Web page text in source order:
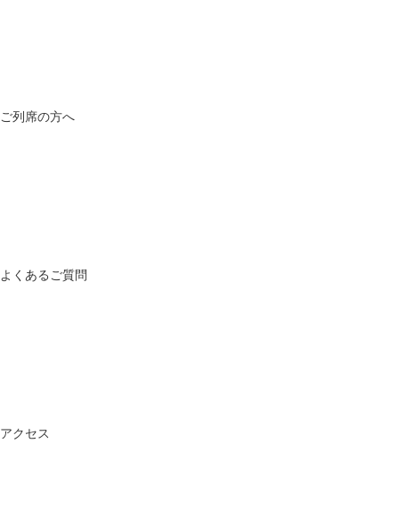
ご列席の方へ
よくあるご質問
アクセス